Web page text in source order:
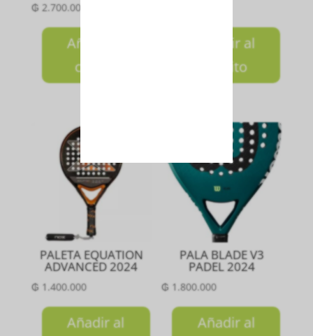
₲2.700.000
Añadir al
carrito
Añadir al
carrito
PALETA EQUATION
ADVANCED 2024
₲1.400.000
Añadir al
PALA BLADE V3
PADEL 2024
₲ 1.800.000
Añadir al